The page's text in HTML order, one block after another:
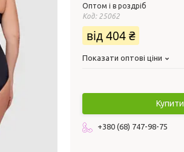
Оптом і в роздріб
Код: 25062
від404 ₴
Показати оптові ціни
Купити
+380 (68) 747-98-75